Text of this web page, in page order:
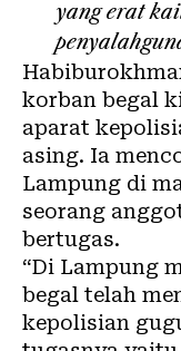
yang erat
korban begal
aparat
asing. Ia
Lampung di
seorang
bertugas.
“Di Lampung
begal telah
kepolisian